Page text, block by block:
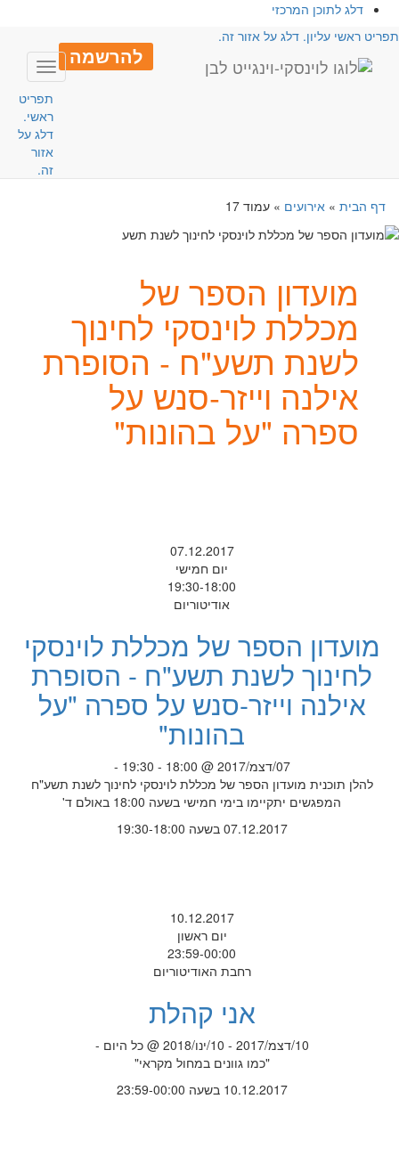
דלג לתוכן המרכזי
ראשי עליון. דלג על אזור זה.
להרשמה
Toggle
תפריט
ראשי.
דלג על
אזור
זה.
דף הבית» אירועים» עמוד 17
מועדון הספר של
מכללת לוינסקי לחינוך
לשנת תשע"ח - הסופרת
אילנה וייזר-סנש על
ספרה "על בהונות"
07.12.2017
יום חמישי
19:30-18:00
אודיטוריום
מועדון הספר של מכללת לוינסקי
לחינוך לשנת תשע"ח - הסופרת
אילנה וייזר-סנש על ספרה "על
בהונות"
07/דצמ/2017 @ 18:00 - 19:30 -
להלן תוכנית מועדון הספר של מכללת לוינסקי לחינוך לשנת תשע"ח
המפגשים יתקיימו בימי חמישי בשעה 18:00 באולם ד'
07.12.2017 בשעה 19:30-18:00
10.12.2017
יום ראשון
23:59-00:00
רחבת האודיטוריום
אני קהלת
10/דצמ/2017 - 10/ינו/2018 @ כל היום -
"כמו גוונים במחול מקראי"
10.12.2017 בשעה 23:59-00:00